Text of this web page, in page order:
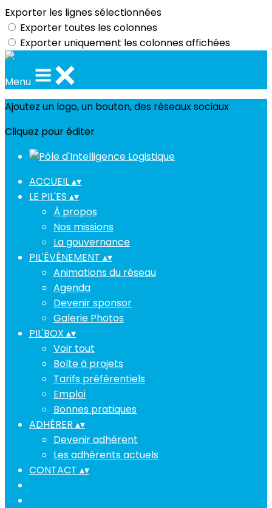
Exporter les lignes sélectionnées
Exporter toutes les colonnes
Exporter uniquement les colonnes affichées
Menu
Ajoutez un logo, un bouton, des réseaux sociaux
Cliquez pour éditer
ACCUEIL▴▾
LE PIL'ES ▴▾
À propos
Nos missions
La gouvernance
PIL'ÉVÈNEMENT ▴▾
Animations du réseau
Agenda
Devenir sponsor
Galerie Photos
PIL'BOX ▴▾
Voir tout
Boîte à projets
Tarifs préférentiels
Emploi
Bonnes pratiques
ADHÉRER ▴▾
Devenir adhérent
Les adhérents actuels
CONTACT ▴▾